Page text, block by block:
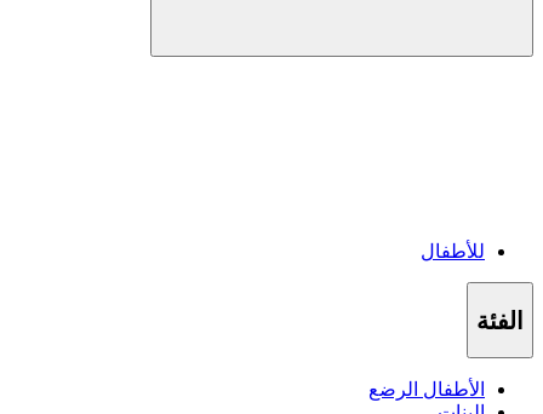
للأطفال
الفئة
الأطفال الرضع